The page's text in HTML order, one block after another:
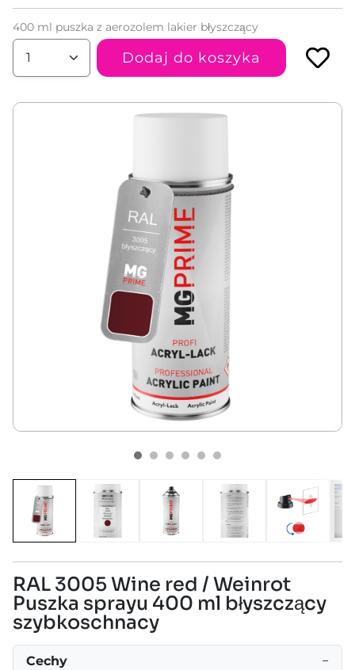
400 ml puszka z aerozolem lakier błyszczący
Dodaj do koszyka
RAL 3005 Wine red / Weinrot
Puszka sprayu 400 ml błyszczący
szybkoschnacy
Cechy −